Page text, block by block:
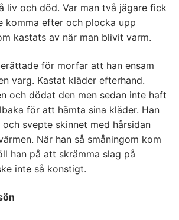
liv och död. Var man två jägare fick
komma efter och plocka upp
kastats av när man blivit varm.
för morfar att han ensam
varg. Kastat kläder efterhand.
och dödat den men sedan inte haft
för att hämta sina kläder. Han
svepte skinnet med hårsidan
När han så småningom kom
han på att skrämma slag på
inte så konstigt.